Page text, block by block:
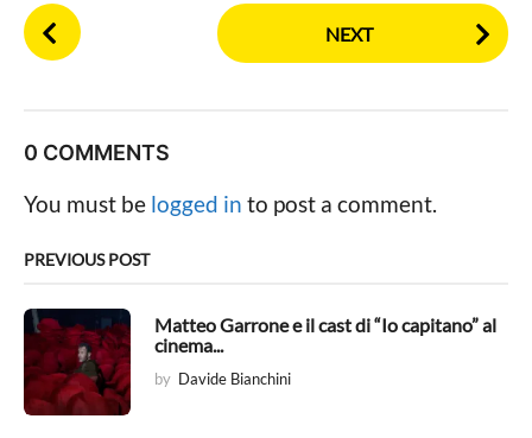
P
o
P
a
g
n
t
i
o
n
NEXT
0 COMMENTS
You must be logged in to post a comment.
PREVIOUS POST
Matteo Garrone e il cast di “Io capitano” al
cinema...
by Davide Bianchini